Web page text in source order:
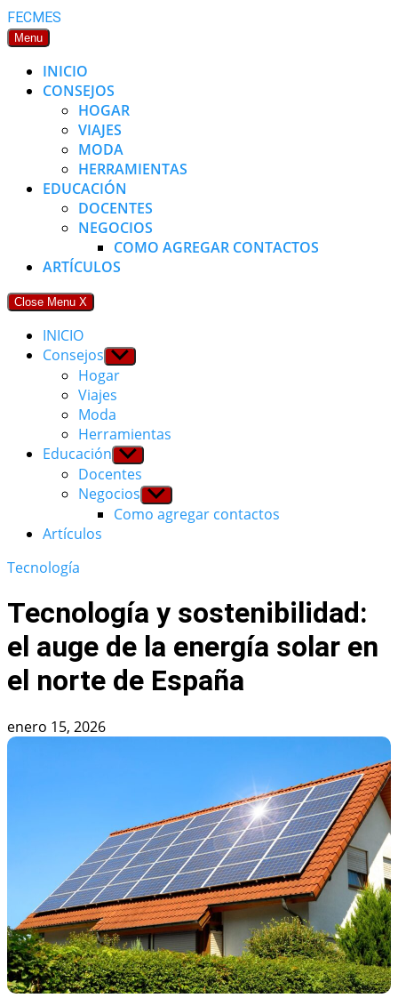
Skip
to
FECMES
Menu
INICIO
CONSEJOS
HOGAR
VIAJES
MODA
HERRAMIENTAS
EDUCACIÓN
DOCENTES
NEGOCIOS
COMO AGREGAR CONTACTOS
ARTÍCULOS
Close Menu X
INICIO
Consejos Show
sub
menu
Hogar
Viajes
Moda
Herramientas
Educación Show
sub
menu
Docentes
Negocios Show
sub
menu
Como agregar contactos
Artículos
Tecnología
Tecnología y sostenibilidad:
el auge de la energía solar en
el norte de España
enero 15, 2026